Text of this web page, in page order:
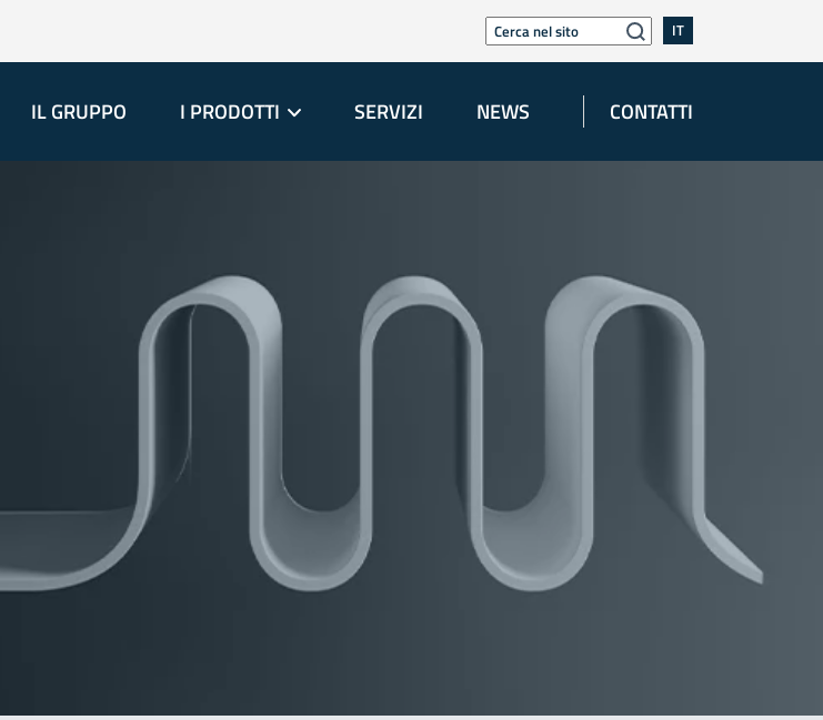
IT
IL GRUPPO I PRODOTTI SERVIZI NEWS CONTATTI